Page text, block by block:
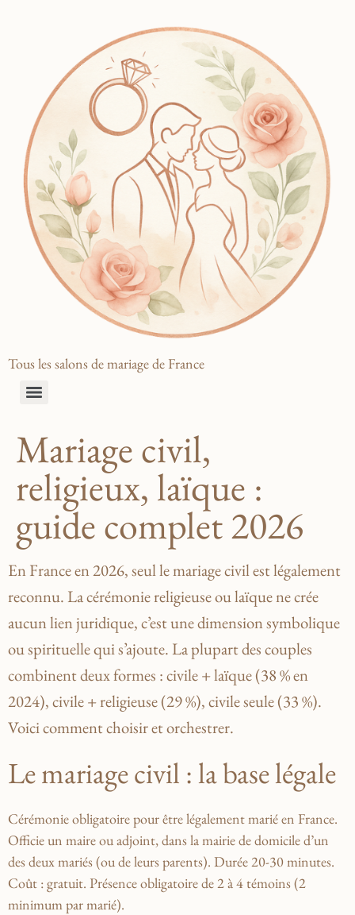
Tous les salons de mariage de France
Mariage civil,
religieux, laïque :
guide complet 2026
En France en 2026, seul le mariage civil est légalement
reconnu. La cérémonie religieuse ou laïque ne crée
aucun lien juridique, c’est une dimension symbolique
ou spirituelle qui s’ajoute. La plupart des couples
combinent deux formes : civile + laïque (38 % en
2024), civile + religieuse (29 %), civile seule (33 %).
Voici comment choisir et orchestrer.
Le mariage civil : la base légale
Cérémonie obligatoire pour être légalement marié en France.
Officie un maire ou adjoint, dans la mairie de domicile d’un
des deux mariés (ou de leurs parents). Durée 20-30 minutes.
Coût : gratuit. Présence obligatoire de 2 à 4 témoins (2
minimum par marié).